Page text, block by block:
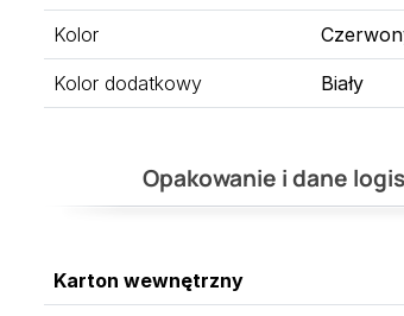
Kolor
Kolor dodatkowy Biały
Opakowanie i dane
Karton wewnętrzny